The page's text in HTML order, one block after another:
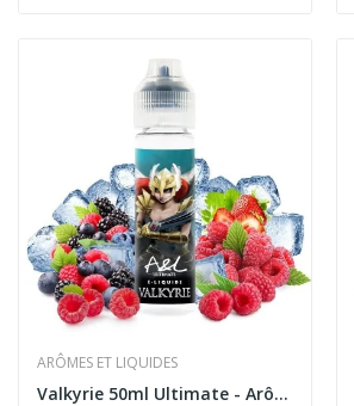
ARÔMES ET LIQUIDES
Valkyrie 50ml Ultimate - Arômes et Liquides